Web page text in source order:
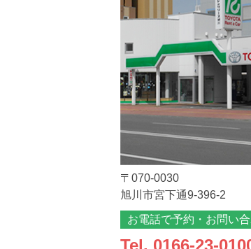
〒070-0030
旭川市宮下通9-396-2
お電話で予約・お問い